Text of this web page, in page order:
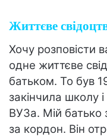
Життєве
Хочу розповісти
одне життєве
батьком. То був
закінчила школу
ВУЗа. Мій батько
за кордон. Він